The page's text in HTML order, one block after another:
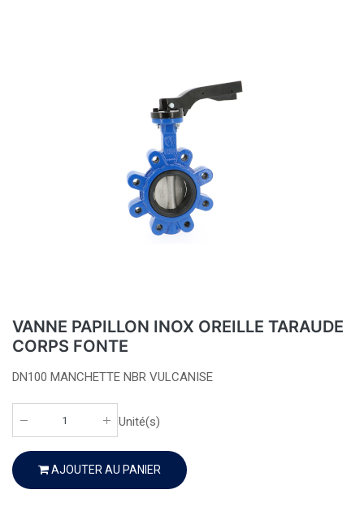
VANNE PAPILLON INOX OREILLE TARAUDE
CORPS FONTE
DN100 MANCHETTE NBR VULCANISE
Unité(s)
AJOUTER AU PANIER